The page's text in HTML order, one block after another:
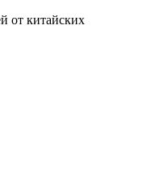
от китайских